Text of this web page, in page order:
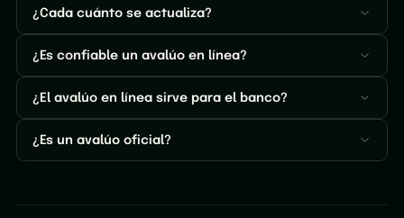
¿Cada cuánto se actualiza?
¿Es confiable un avalúo en línea?
¿El avalúo en línea sirve para el banco?
¿Es un avalúo oficial?